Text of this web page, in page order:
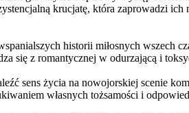
krucjatę, która zaprowadzi
historii miłosnych wszech
się z romantycznej w odurzającą i
sens życia na nowojorskiej scenie
własnych tożsamości i